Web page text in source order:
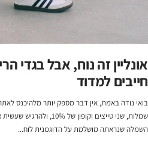
אונליין זה נוח, אבל בגדי
חייבים למדוד
שמלות, שני טייצים וקופון
השמלה שנראתה מושלמת על הדוגמנית לוח...